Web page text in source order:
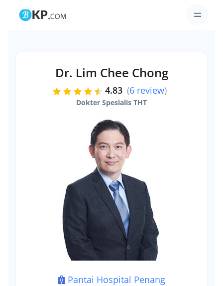
Dr. Lim Chee Chong
4.83 (6 review)
Dokter Spesialis THT
Pantai Hospital Penang